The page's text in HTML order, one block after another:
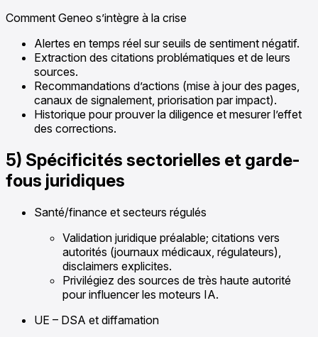
Comment Geneo s’intègre à la crise
Alertes en temps réel sur seuils de sentiment négatif.
Extraction des citations problématiques et de leurs
sources.
Recommandations d’actions (mise à jour des pages,
canaux de signalement, priorisation par impact).
Historique pour prouver la diligence et mesurer l’effet
des corrections.
5) Spécificités sectorielles et garde-
fous juridiques
Santé/finance et secteurs régulés
Validation juridique préalable; citations vers
autorités (journaux médicaux, régulateurs),
disclaimers explicites.
Privilégiez des sources de très haute autorité
pour influencer les moteurs IA.
UE – DSA et diffamation